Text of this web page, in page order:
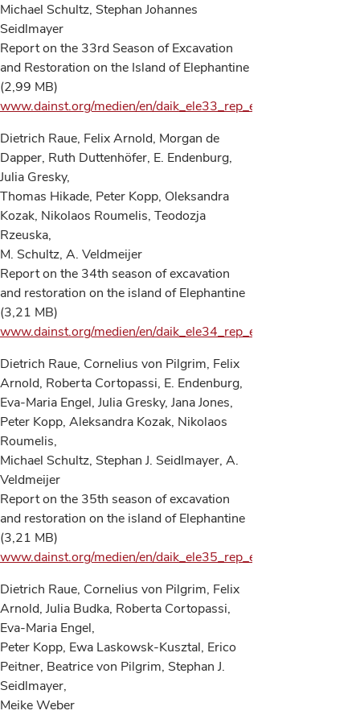
Michael Schultz, Stephan Johannes
Seidlmayer
Report on the 33rd Season of Excavation
and Restoration on the Island of Elephantine
(2,99 MB)
www.dainst.org/medien/en/daik_ele33_rep_en.pdf
Dietrich Raue, Felix Arnold, Morgan de
Dapper, Ruth Duttenhöfer, E. Endenburg,
Julia Gresky,
Thomas Hikade, Peter Kopp, Oleksandra
Kozak, Nikolaos Roumelis, Teodozja
Rzeuska,
M. Schultz, A. Veldmeijer
Report on the 34th season of excavation
and restoration on the island of Elephantine
(3,21 MB)
www.dainst.org/medien/en/daik_ele34_rep_en.pdf
Dietrich Raue, Cornelius von Pilgrim, Felix
Arnold, Roberta Cortopassi, E. Endenburg,
Eva-Maria Engel, Julia Gresky, Jana Jones,
Peter Kopp, Aleksandra Kozak, Nikolaos
Roumelis,
Michael Schultz, Stephan J. Seidlmayer, A.
Veldmeijer
Report on the 35th season of excavation
and restoration on the island of Elephantine
(3,21 MB)
www.dainst.org/medien/en/daik_ele35_rep_en.pdf
Dietrich Raue, Cornelius von Pilgrim, Felix
Arnold, Julia Budka, Roberta Cortopassi,
Eva-Maria Engel,
Peter Kopp, Ewa Laskowsk-Kusztal, Erico
Peitner, Beatrice von Pilgrim, Stephan J.
Seidlmayer,
Meike Weber